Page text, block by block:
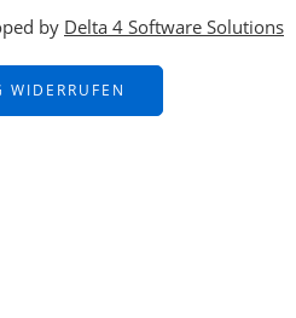
by Delta 4 Software Solutions
WIDERRUFEN